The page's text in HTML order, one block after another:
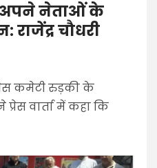
अपने नेताओं के
राजेंद्र चौधरी
कमेटी रुड़की के
प्रेस वार्ता में कहा कि